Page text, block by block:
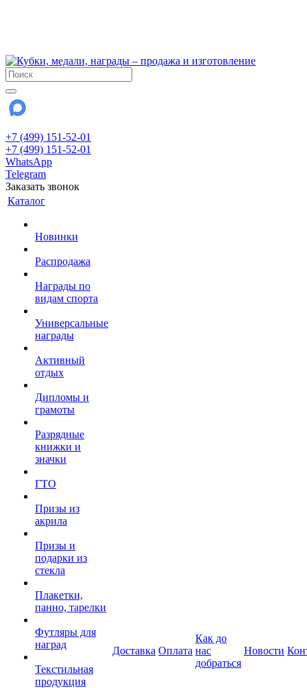
+7 (499) 151-52-01
+7 (499) 151-52-01
WhatsApp
Telegram
Заказать звонок
Каталог
Новинки
Распродажа
Награды по
видам спорта
Универсальные
награды
Активный
отдых
Дипломы и
грамоты
Разрядные
книжки и
значки
ГТО
Призы из
акрила
Призы и
подарки из
стекла
Плакетки,
панно, тарелки
Футляры для
наград
Текстильная
продукция
Доставка Оплата
Как до
нас
добраться
Новости